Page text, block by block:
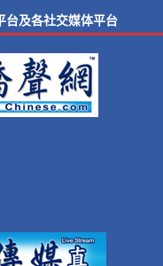
台及各社交媒体平台